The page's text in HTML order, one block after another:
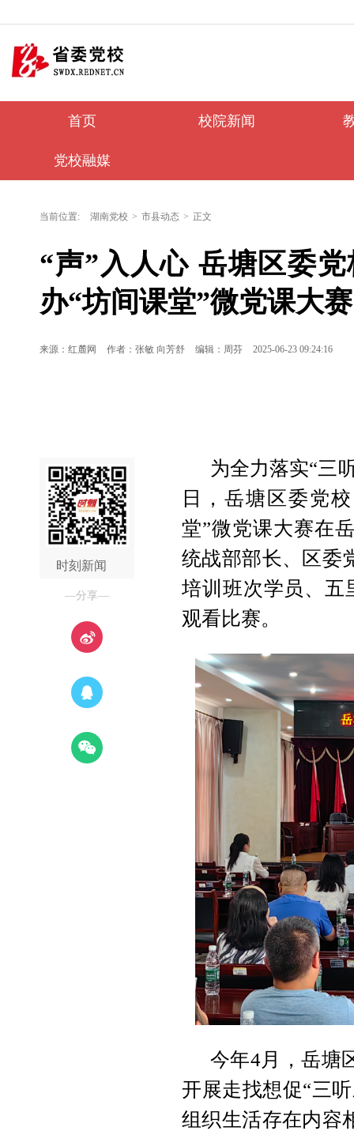
首页 校院新闻
党校融媒
当前位置: 湖南党校 > 市县动态 > 正文
“声”入人心 岳塘区委
办“坊间课堂”微党课大赛
来源：红麓网 作者：张敏 向芳舒 编辑：周芬 2025-06-23 09:24:16
时刻新闻
—分享—
为全力落实“三
日，岳塘区委党
堂”微党课大赛在
统战部部长、区委
培训班次学员、五
观看比赛。
今年4月，岳塘
开展走找想促“三
组织生活存在内容